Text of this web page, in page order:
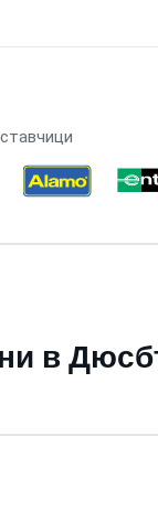
в